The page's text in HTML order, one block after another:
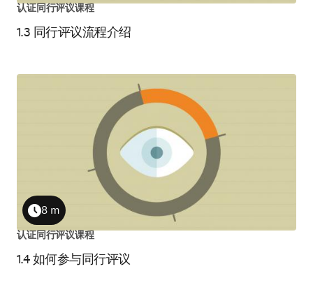
1.3 同行评议流程介绍
认证同行评议课程
1.4 如何参与同行评议
Duration
8 m
认证同行评议课程